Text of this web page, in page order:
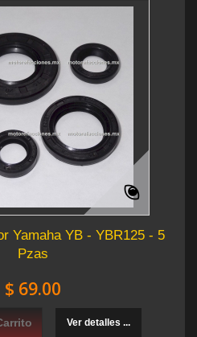
Yamaha YB - YBR125 - 5
Pzas
$ 69.00
Ver detalles ...